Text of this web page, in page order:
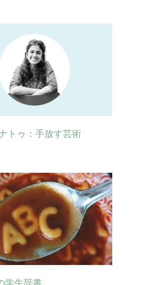
トゥ：手放す芸術